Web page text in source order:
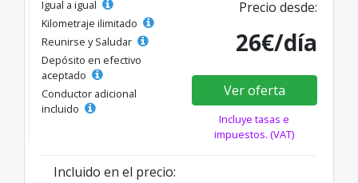
Igual a igual
Kilometraje ilimitado
Reunirse y Saludar
Depósito en efectivo
aceptado
Conductor adicional
incluido
Precio desde:
26€/día
Ver oferta
Incluye tasas e
impuestos. (VAT)
Incluido en el precio: